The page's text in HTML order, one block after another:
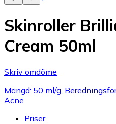
Skinroller
Cream 50ml
Skriv omdöme
Mängd: 50 ml/g,
Acne
Priser